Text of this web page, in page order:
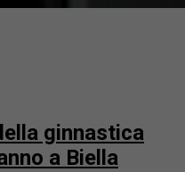
ginnastica
a Biella